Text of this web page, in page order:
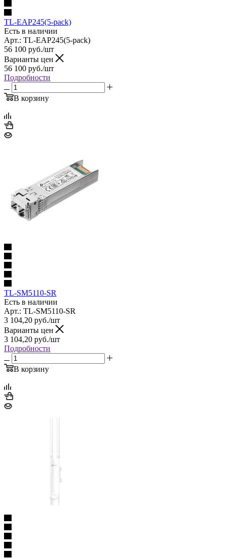
TL-EAP245(5-pack)
Есть в наличии
Арт.: TL-EAP245(5-pack)
56 100 руб./шт
Варианты цен
56 100 руб./шт
Подробности
В корзину
TL-SM5110-SR
Есть в наличии
Арт.: TL-SM5110-SR
3 104,20 руб./шт
Варианты цен
3 104,20 руб./шт
Подробности
В корзину